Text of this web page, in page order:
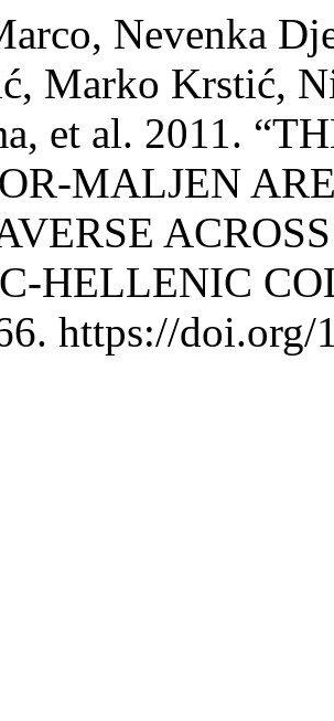
Nevenka
Marko Krstić,
et al. 2011.
MALJEN
HELLENIC
https://